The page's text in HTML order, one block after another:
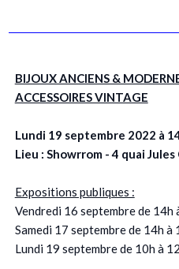
BIJOUX ANCIENS &
ACCESSOIRES VINTAGE
Lundi 19 septembre 2022 à
Lieu : Showrrom - 4 quai
Expositions publiques :
Vendredi 16 septembre de 14h
Samedi 17 septembre de 14h à
Lundi 19 septembre de 10h à